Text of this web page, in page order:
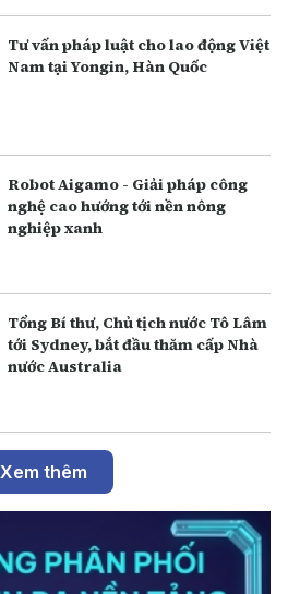
Tư vấn pháp luật cho lao động Việt
Nam tại Yongin, Hàn Quốc
Robot Aigamo - Giải pháp công
nghệ cao hướng tới nền nông
nghiệp xanh
Tổng Bí thư, Chủ tịch nước Tô Lâm
tới Sydney, bắt đầu thăm cấp Nhà
nước Australia
Xem thêm